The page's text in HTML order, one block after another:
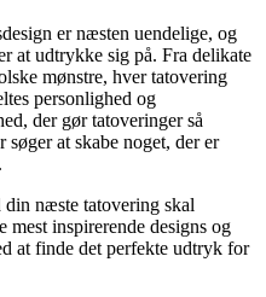
er næsten uendelige, og
at udtrykke sig på. Fra delikate
mønstre, hver tatovering
personlighed og
der gør tatoveringer så
at skabe noget, der er
næste tatovering skal
mest inspirerende designs og
at finde det perfekte udtryk for